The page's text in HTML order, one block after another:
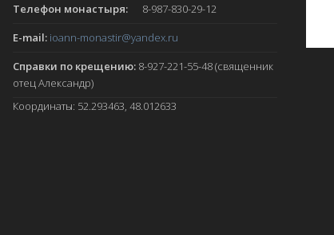
Телефон монастыря:
8-987-830-29-12
E-mail: ioann-monastir@yandex.ru
Справки по крещению: 8-927-221-55-48 (священник
отец Александр)
Координаты: 52.293463, 48.012633